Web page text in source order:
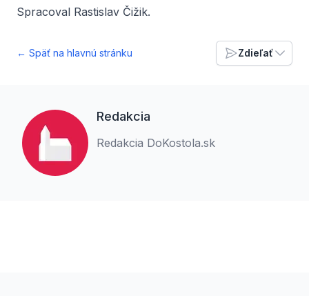
Spracoval Rastislav Čižik.
← Späť na hlavnú stránku Zdieľať
Redakcia
Redakcia DoKostola.sk